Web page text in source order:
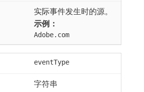
实际事件发生时的源。
示例：
Adobe.com
eventType
字符串